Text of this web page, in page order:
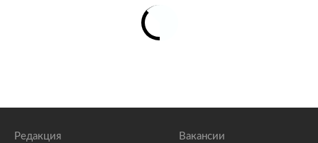
Редакция Вакансии